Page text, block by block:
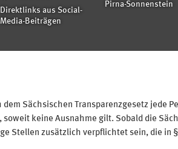
Direktlinks aus Social-
Media-Beiträgen
Pirna-Sonnenstein
Sächsischen Transparenzgesetz jede
keine Ausnahme gilt. Sobald die
Stellen zusätzlich verpflichtet sein, die in